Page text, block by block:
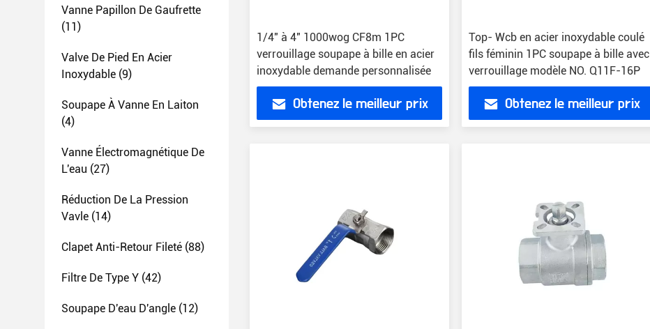
Vanne Papillon De Gaufrette
(11)
Valve De Pied En Acier
Inoxydable (9)
Soupape À Vanne En Laiton
(4)
Vanne Électromagnétique De
L'eau (27)
Réduction De La Pression
Vavle (14)
Clapet Anti-Retour Fileté (88)
Filtre De Type Y (42)
Soupape D'eau D'angle (12)
1/4" à 4" 1000wog CF8m 1PC
verrouillage soupape à bille en acier
inoxydable demande personnalisée
Obtenez le meilleur prix
Top- Wcb en acier inoxydable coulé
fils féminin 1PC soupape à bille avec
verrouillage modèle NO. Q11F-16P
Obtenez le meilleur prix